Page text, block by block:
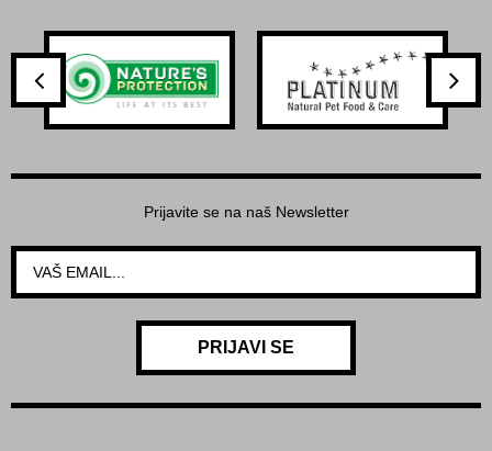
Prijavite se na naš Newsletter
PRIJAVI SE